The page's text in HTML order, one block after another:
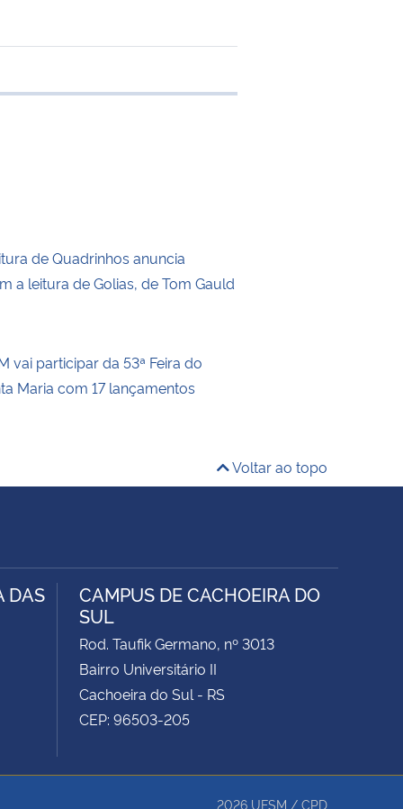
de Quadrinhos anuncia
a leitura de Golias, de Tom Gauld
vai participar da 53ª Feira do
Maria com 17 lançamentos
Voltar ao topo
DAS
CAMPUS DE CACHOEIRA DO
SUL
Rod. Taufik Germano, nº 3013
Bairro Universitário II
Cachoeira do Sul - RS
CEP: 96503-205
2026 UFSM / CPD